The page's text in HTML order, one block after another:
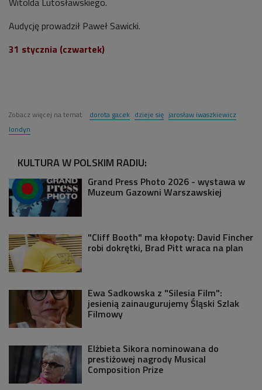
Audycję prowadził Paweł Sawicki.
31 stycznia (czwartek)
Zobacz więcej na temat: dorota gacek dzieje się jarosław iwaszkiewicz
londyn
KULTURA W POLSKIM RADIU:
Grand Press Photo 2026 - wystawa w
Muzeum Gazowni Warszawskiej
"Cliff Booth" ma kłopoty: David Fincher
robi dokrętki, Brad Pitt wraca na plan
Ewa Sadkowska z "Silesia Film":
jesienią zainaugurujemy Śląski Szlak
Filmowy
Elżbieta Sikora nominowana do
prestiżowej nagrody Musical
Composition Prize